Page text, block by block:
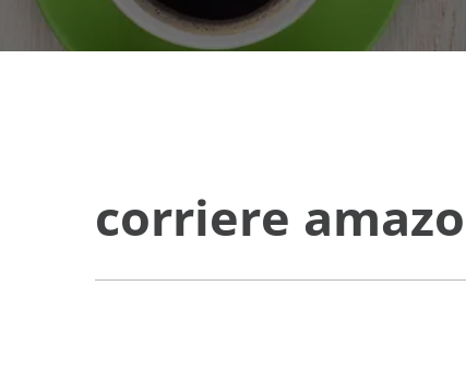
corriere